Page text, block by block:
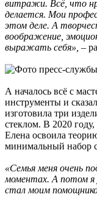
витражи. Всё, что
делается. Мои
этом деле. А
воображение,
выражать себя», –
А началось всё с
инструменты и
изготовила три
стеклом. В 2020
Елена освоила
минимальный набор
«Семья меня очень
моментах. А потом я
стал моим